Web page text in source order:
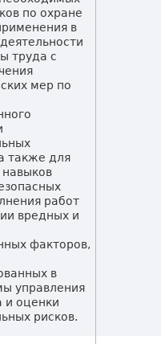
по охране
в
труда с
мер по
также для
работ
вредных и
факторов,
в
управления
и оценки
рисков.